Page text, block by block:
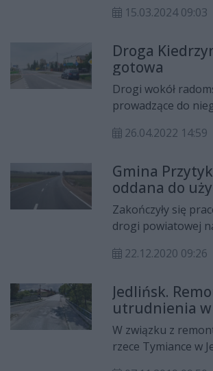
Remont ponad
kosztował ponad
15.03.2024 09:03
Droga
gotowa
Drogi wokół
prowadzące do
inwestycjom. Do
odcinek od Małęczyn do Kiedrzyna
w stronę S12.
26.04.2022 14:59
Gmina
oddana do
Zakończyły się
drogi powiatowej
grudnia drogę
22.12.2020 09:26
Jedlińsk.
utrudnienia
W związku z
rzece Tymiance w